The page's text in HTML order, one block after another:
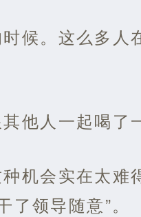
候。这么多人
他人一起喝了
机会实在太难
领导随意”。